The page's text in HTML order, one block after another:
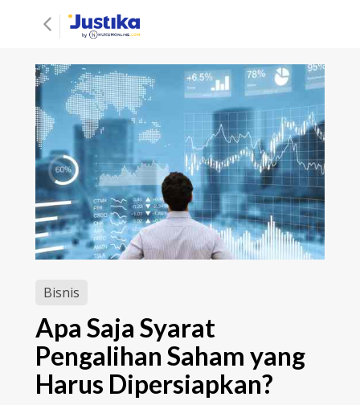
Bisnis
Apa Saja Syarat
Pengalihan Saham yang
Harus Dipersiapkan?